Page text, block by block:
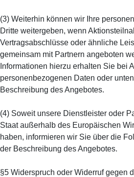
(3) Weiterhin können wir Ihre
Dritte weitergeben, wenn
Vertragsabschlüsse oder ähnliche
gemeinsam mit Partnern angeboten
Informationen hierzu erhalten Sie bei
personenbezogenen Daten oder
Beschreibung des Angebotes.
(4) Soweit unsere Dienstleister oder
Staat außerhalb des Europäischen
haben, informieren wir Sie über die
der Beschreibung des Angebotes.
§5 Widerspruch oder Widerruf gegen